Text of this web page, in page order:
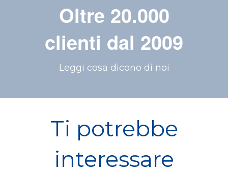
Oltre 20.000
clienti dal 2009
Leggi cosa dicono di noi
Ti potrebbe
interessare